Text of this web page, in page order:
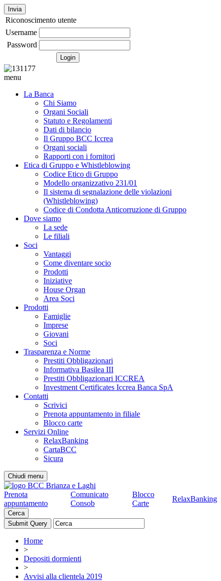
Invia
Riconoscimento utente
Username
Password
menu
La Banca
Chi Siamo
Organi Sociali
Statuto e Regolamenti
Dati di bilancio
Il Gruppo BCC Iccrea
Organi sociali
Rapporti con i fornitori
Etica di Gruppo e Whistleblowing
Codice Etico di Gruppo
Modello organizzativo 231/01
Il sistema di segnalazione delle violazioni
(Whistleblowing)
Codice di Condotta Anticorruzione di Gruppo
Dove siamo
La sede
Le filiali
Soci
Vantaggi
Come diventare socio
Prodotti
Iniziative
House Organ
Area Soci
Prodotti
Famiglie
Imprese
Giovani
Soci
Trasparenza e Norme
Prestiti Obbligazionari
Informativa Basilea III
Prestiti Obbligazionari ICCREA
Investment Certificates Iccrea Banca SpA
Contatti
Scrivici
Prenota appuntamento in filiale
Blocco carte
Servizi Online
RelaxBanking
CartaBCC
Sicura
Chiudi menu
Prenota
appuntamento
Comunicato
Consob
Blocco
Carte
RelaxBanking
Cerca
Home
>
Depositi dormienti
>
Avvisi alla clientela 2019